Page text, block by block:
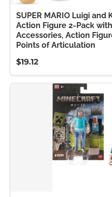
SUPER MARIO Luigi and
Action Figure 2-Pack
Accessories, Action
Points of Articulation
$19.12